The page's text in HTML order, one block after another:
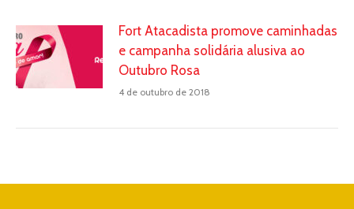
Fort Atacadista promove caminhadas
e campanha solidária alusiva ao
Outubro Rosa
4 de outubro de 2018